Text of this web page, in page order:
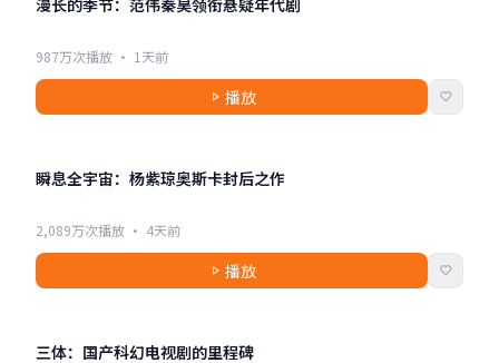
漫长的季节：范伟秦昊领衔悬疑年代剧
987万次播放 · 1天前
播放
电影
瞬息全宇宙：杨紫琼奥斯卡封后之作
2,089万次播放 · 4天前
播放
电视剧
三体：国产科幻电视剧的里程碑